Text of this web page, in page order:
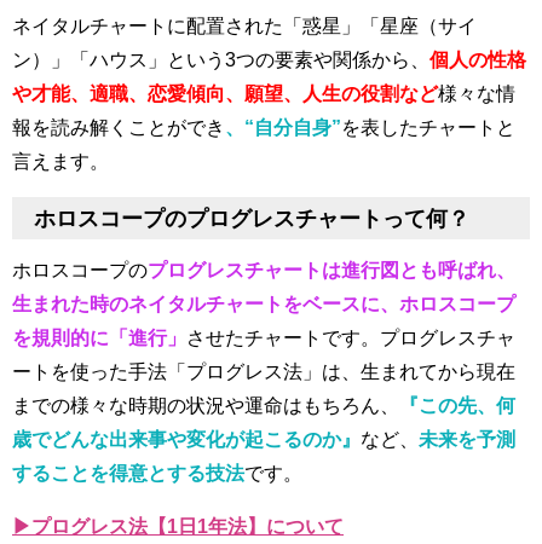
ネイタルチャートに配置された「惑星」「星座（サイ
ン）」「ハウス」という3つの要素や関係から、 個人の性格
や才能、適職、恋愛傾向、願望、人生の役割など様々な情
報を読み解くことができ
、“自分自身”を表したチャートと
言えます。
ホロスコープのプログレスチャートって何？
ホロスコープのプログレスチャートは進行図とも呼ばれ、
生まれた時のネイタルチャートをベースに、ホロスコープ
を規則的に「進行」
させたチャートです。プログレスチャ
ートを使った手法「プログレス法」は、生まれてから現在
までの様々な時期の状況や運命はもちろん、
『この先、何
歳でどんな出来事や変化が起こるのか』 など、 未来を予測
することを得意とする技法です。
▶プログレス法【1日1年法】について